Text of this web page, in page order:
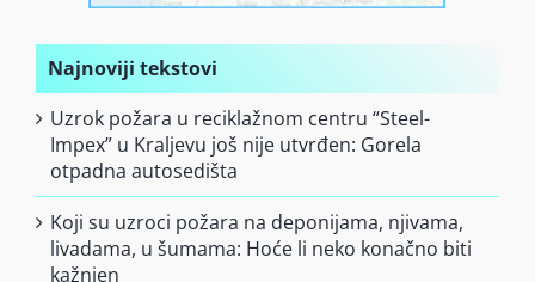
Najnoviji tekstovi
Uzrok požara u reciklažnom centru “Steel-
Impex” u Kraljevu još nije utvrđen: Gorela
otpadna autosedišta
Koji su uzroci požara na deponijama, njivama,
livadama, u šumama: Hoće li neko konačno biti
kažnjen